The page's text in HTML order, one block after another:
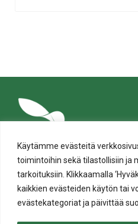
Käytämme evästeitä
toimintoihin sekä tilastollisiin ja
tarkoituksiin. Klikkaamalla
kaikkien evästeiden käytön tai
evästekategoriat ja päivittää